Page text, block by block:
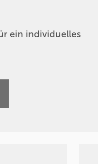
ein individuelles